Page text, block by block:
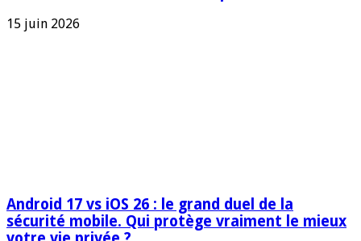
15 juin 2026
Android 17 vs iOS 26 : le grand duel de la
sécurité mobile. Qui protège vraiment le mieux